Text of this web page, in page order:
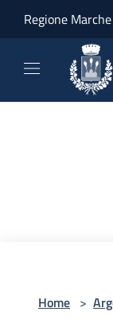
Regione Marche
Home >